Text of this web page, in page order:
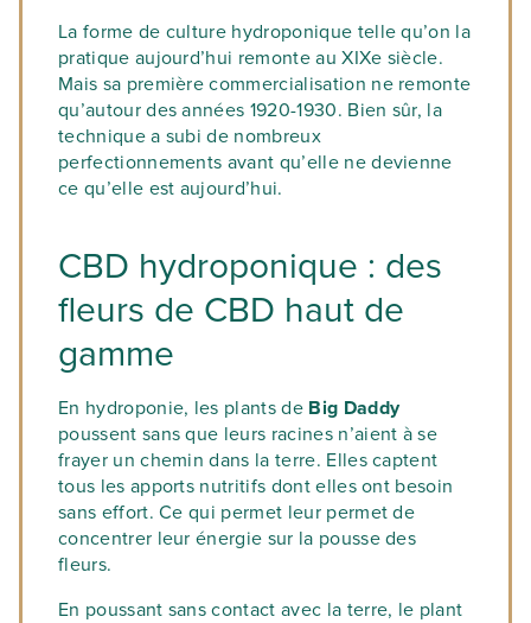
La forme de culture hydroponique telle qu’on la
pratique aujourd’hui remonte au XIXe siècle.
Mais sa première commercialisation ne remonte
qu’autour des années 1920-1930. Bien sûr, la
technique a subi de nombreux
perfectionnements avant qu’elle ne devienne
ce qu’elle est aujourd’hui.
CBD hydroponique : des
fleurs de CBD haut de
gamme
En hydroponie, les plants de Big Daddy
poussent sans que leurs racines n’aient à se
frayer un chemin dans la terre. Elles captent
tous les apports nutritifs dont elles ont besoin
sans effort. Ce qui permet leur permet de
concentrer leur énergie sur la pousse des
fleurs.
En poussant sans contact avec la terre, le plant